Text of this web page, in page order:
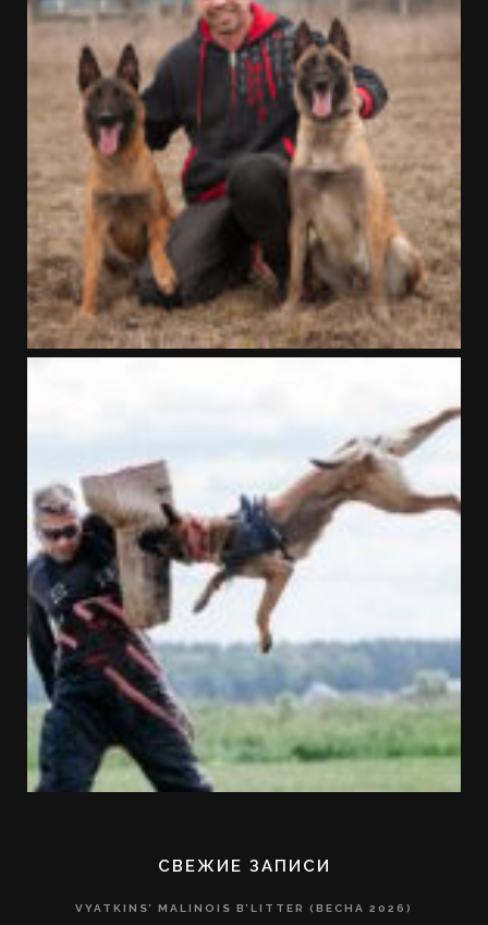
СВЕЖИЕ ЗАПИСИ
VYATKINS’ MALINOIS B’LITTER (ВЕСНА 2026)